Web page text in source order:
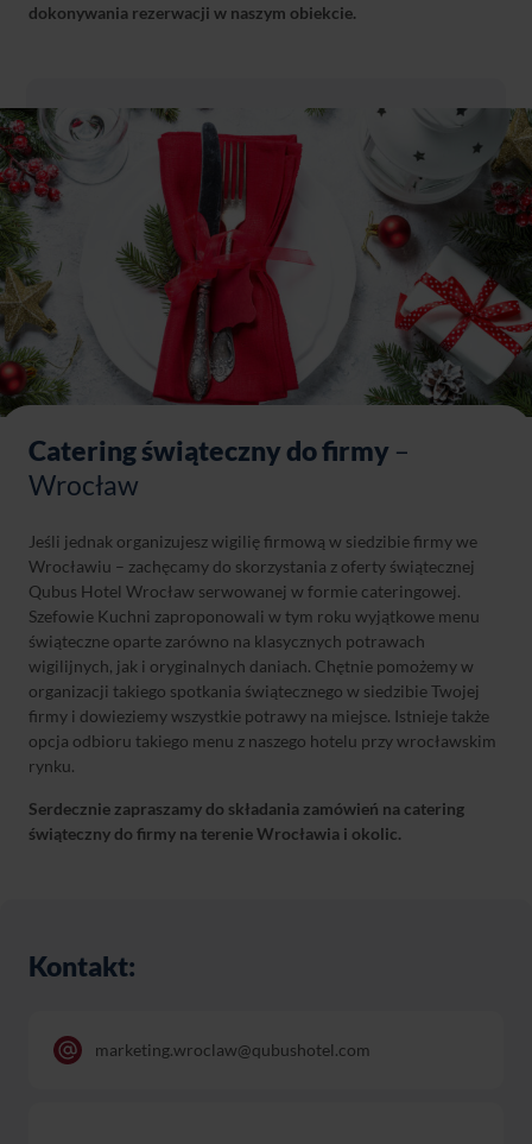
dokonywania rezerwacji w naszym obiekcie.
Catering świąteczny do firmy –
Wrocław
Jeśli jednak organizujesz wigilię firmową w siedzibie firmy we
Wrocławiu – zachęcamy do skorzystania z oferty świątecznej
Qubus Hotel Wrocław serwowanej w formie cateringowej.
Szefowie Kuchni zaproponowali w tym roku wyjątkowe menu
świąteczne oparte zarówno na klasycznych potrawach
wigilijnych, jak i oryginalnych daniach. Chętnie pomożemy w
organizacji takiego spotkania świątecznego w siedzibie Twojej
firmy i dowieziemy wszystkie potrawy na miejsce. Istnieje także
opcja odbioru takiego menu z naszego hotelu przy wrocławskim
rynku.
Serdecznie zapraszamy do składania zamówień na catering
świąteczny do firmy na terenieWrocławia i okolic.
Kontakt:
marketing.wroclaw@qubushotel.com